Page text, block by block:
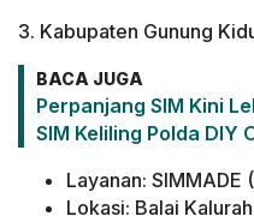
3. Kabupaten Gunung
BACA JUGA
Perpanjang SIM Kini
SIM Keliling Polda DIY
Layanan: SIMMADE
Lokasi: Balai